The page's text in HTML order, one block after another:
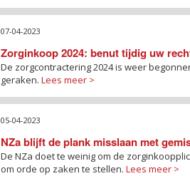
07-04-2023
Zorginkoop 2024: benut tijdig uw
De zorgcontractering 2024 is weer
geraken. Lees meer >
05-04-2023
NZa blijft de plank misslaan met
De NZa doet te weinig om de
om orde op zaken te stellen. Lees meer >